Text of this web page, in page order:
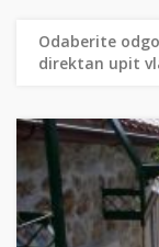
Odaberite
direktan upit